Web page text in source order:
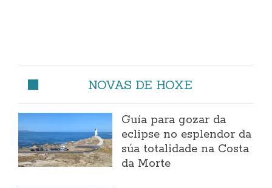
NOVAS DE HOXE
Guía para gozar da
eclipse no esplendor da
súa totalidade na Costa
da Morte